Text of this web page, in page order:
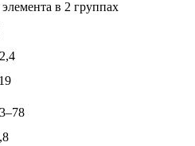
элемента в 2 группах